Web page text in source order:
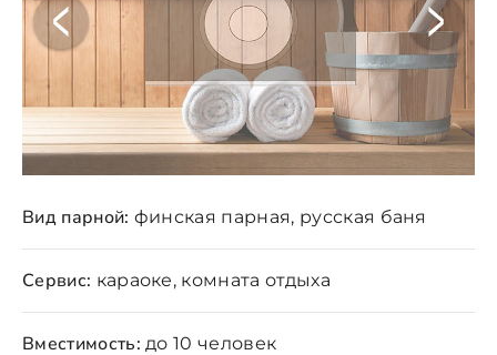
Вид парной: финская парная, русская баня
Сервис: караоке, комната отдыха
Вместимость: до 10 человек